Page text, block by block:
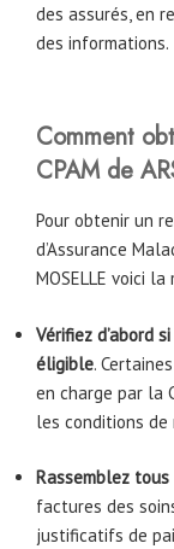
des assurés, en
des informations.
Comment
CPAM de
Pour obtenir un
d’Assurance
MOSELLE voici
Vérifiez d’abord
éligible.
en charge par la
les conditions de
Rassemblez
factures des
justificatifs de